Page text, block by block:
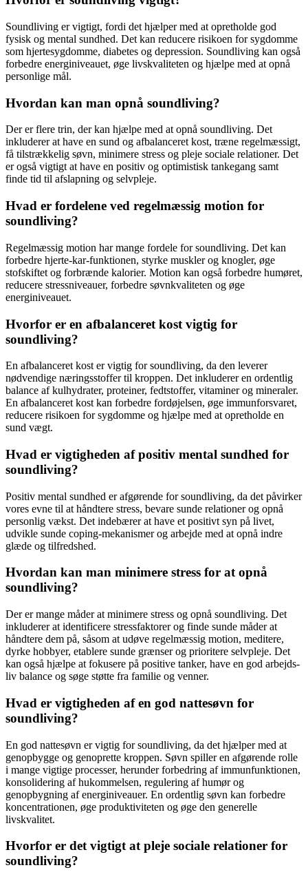
Soundliving er vigtigt, fordi det hjælper med at opretholde god
fysisk og mental sundhed. Det kan reducere risikoen for sygdomme
som hjertesygdomme, diabetes og depression. Soundliving kan også
forbedre energiniveauet, øge livskvaliteten og hjælpe med at opnå
personlige mål.
Hvordan kan man opnå soundliving?
Der er flere trin, der kan hjælpe med at opnå soundliving. Det
inkluderer at have en sund og afbalanceret kost, træne regelmæssigt,
få tilstrækkelig søvn, minimere stress og pleje sociale relationer. Det
er også vigtigt at have en positiv og optimistisk tankegang samt
finde tid til afslapning og selvpleje.
Hvad er fordelene ved regelmæssig motion for
soundliving?
Regelmæssig motion har mange fordele for soundliving. Det kan
forbedre hjerte-kar-funktionen, styrke muskler og knogler, øge
stofskiftet og forbrænde kalorier. Motion kan også forbedre humøret,
reducere stressniveauer, forbedre søvnkvaliteten og øge
energiniveauet.
Hvorfor er en afbalanceret kost vigtig for
soundliving?
En afbalanceret kost er vigtig for soundliving, da den leverer
nødvendige næringsstoffer til kroppen. Det inkluderer en ordentlig
balance af kulhydrater, proteiner, fedtstoffer, vitaminer og mineraler.
En afbalanceret kost kan forbedre fordøjelsen, øge immunforsvaret,
reducere risikoen for sygdomme og hjælpe med at opretholde en
sund vægt.
Hvad er vigtigheden af ​​positiv mental sundhed for
soundliving?
Positiv mental sundhed er afgørende for soundliving, da det påvirker
vores evne til at håndtere stress, bevare sunde relationer og opnå
personlig vækst. Det indebærer at have et positivt syn på livet,
udvikle sunde coping-mekanismer og arbejde med at opnå indre
glæde og tilfredshed.
Hvordan kan man minimere stress for at opnå
soundliving?
Der er mange måder at minimere stress og opnå soundliving. Det
inkluderer at identificere stressfaktorer og finde sunde måder at
håndtere dem på, såsom at udøve regelmæssig motion, meditere,
dyrke hobbyer, etablere sunde grænser og prioritere selvpleje. Det
kan også hjælpe at fokusere på positive tanker, have en god arbejds-
liv balance og søge støtte fra familie og venner.
Hvad er vigtigheden af ​​en god nattesøvn for
soundliving?
En god nattesøvn er vigtig for soundliving, da det hjælper med at
genopbygge og genoprette kroppen. Søvn spiller en afgørende rolle
i mange vigtige processer, herunder forbedring af immunfunktionen,
konsolidering af hukommelsen, regulering af humør og
genopbygning af energiniveauer. En ordentlig søvn kan forbedre
koncentrationen, øge produktiviteten og øge den generelle
livskvalitet.
Hvorfor er det vigtigt at pleje sociale relationer for
soundliving?